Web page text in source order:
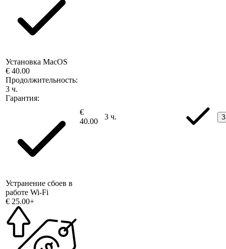
Установка MacOS
€ 40.00
Продолжительность:
3 ч.
Гарантия:
€
40.00
3 ч.
Устранение сбоев в
работе Wi-Fi
€ 25.00+